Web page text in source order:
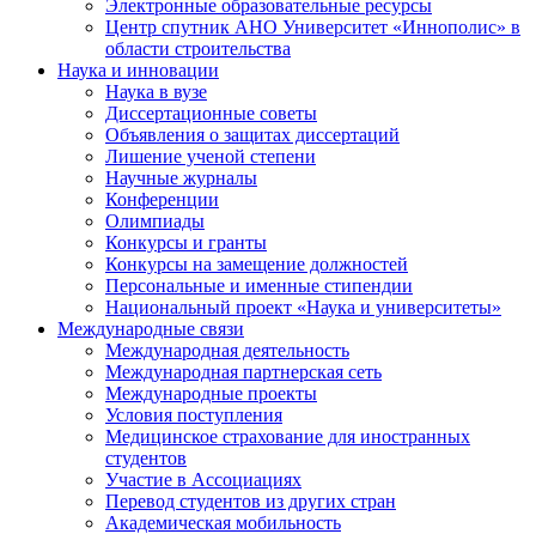
Электронные образовательные ресурсы
Центр спутник АНО Университет «Иннополис» в
области строительства
Наука и инновации
Наука в вузе
Диссертационные советы
Объявления о защитах диссертаций
Лишение ученой степени
Научные журналы
Конференции
Олимпиады
Конкурсы и гранты
Конкурсы на замещение должностей
Персональные и именные стипендии
Национальный проект «Наука и университеты»
Международные связи
Международная деятельность
Международная партнерская сеть
Международные проекты
Условия поступления
Медицинское страхование для иностранных
студентов
Участие в Ассоциациях
Перевод студентов из других стран
Академическая мобильность